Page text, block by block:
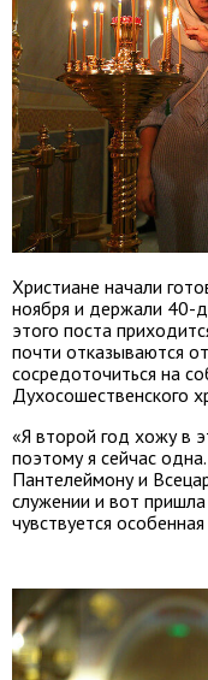
Христиане начали
ноября и держали 40-
этого поста
почти отказываются
сосредоточиться на
Духосошественского
«Я второй год хожу в
поэтому я сейчас
Пантелеймону и
служении и вот
чувствуется